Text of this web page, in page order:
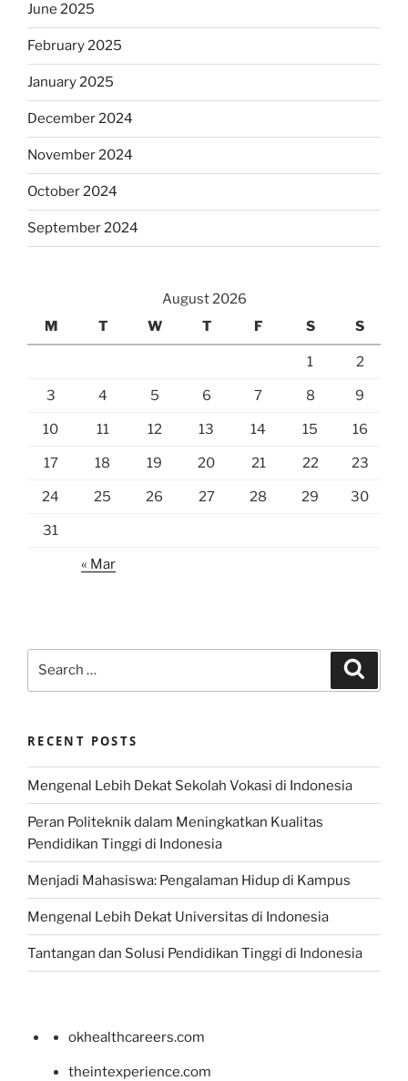
June 2025
February 2025
January 2025
December 2024
November 2024
October 2024
September 2024
August 2026
M
T W T F S S
1 2
3 4 5 6 7 8 9
10 11 12 13 14 15 16
17 18 19 20 21 22 23
24 25 26 27 28 29 30
31
« Mar
RECENT POSTS
Mengenal Lebih Dekat Sekolah Vokasi di Indonesia
Peran Politeknik dalam Meningkatkan Kualitas
Pendidikan Tinggi di Indonesia
Menjadi Mahasiswa: Pengalaman Hidup di Kampus
Mengenal Lebih Dekat Universitas di Indonesia
Tantangan dan Solusi Pendidikan Tinggi di Indonesia
okhealthcareers.com
theintexperience.com